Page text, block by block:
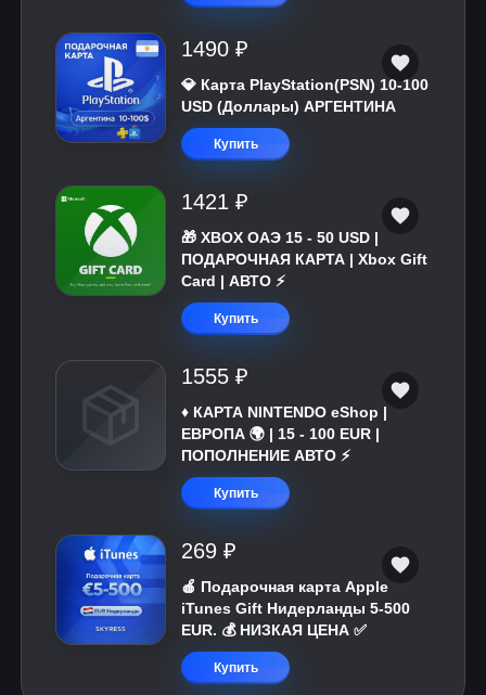
1490 ₽
💎 Карта PlayStation(PSN) 10-100
USD (Доллары) АРГЕНТИНА
Купить
1421 ₽
🎁 XBOX ОАЭ 15 - 50 USD |
ПОДАРОЧНАЯ КАРТА | Xbox Gift
Card | АВТО ⚡
Купить
1555 ₽
♦️ КАРТА NINTENDO eShop |
ЕВРОПА 🌍 | 15 - 100 EUR |
ПОПОЛНЕНИЕ АВТО ⚡
Купить
269 ₽
🍎 Подарочная карта Apple
iTunes Gift Нидерланды 5-500
EUR. 💰 НИЗКАЯ ЦЕНА ✅
Купить